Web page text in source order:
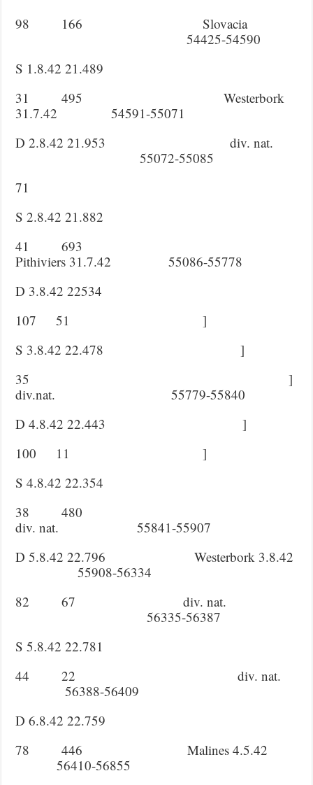
98 166 Slovacia
54425-54590
S 1.8.42 21.489
31 495 Westerbork
31.7.42 54591-55071
D 2.8.42 21.953 div. nat.
55072-55085
71
S 2.8.42 21.882
41 693
Pithiviers 31.7.42 55086-55778
D 3.8.42 22534
107 51 ]
S 3.8.42 22.478 ]
35 ]
div.nat. 55779-55840
D 4.8.42 22.443 ]
100 11 ]
S 4.8.42 22.354
38 480
div. nat. 55841-55907
D 5.8.42 22.796 Westerbork 3.8.42
55908-56334
82 67 div. nat.
56335-56387
S 5.8.42 22.781
44 22 div. nat.
56388-56409
D 6.8.42 22.759
78 446 Malines 4.5.42
56410-56855